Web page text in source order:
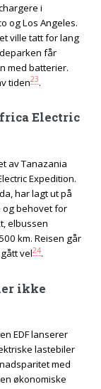
i
og Los Angeles.
ville tatt for lang
får
med batterier.
tiden23.
Electric
av Tanazania
Expedition.
har lagt ut på
behovet for
elbussen
km. Reisen går
vel24.
ikke
EDF lanserer
lastebiler
med
økonomiske